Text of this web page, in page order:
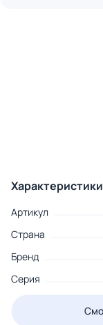
Артикул
Страна
Бренд
Серия